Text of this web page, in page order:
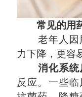
常见的用
老年人
力下降，更容
消化系统
反应。一些临